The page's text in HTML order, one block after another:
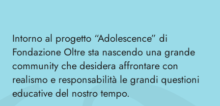
Intorno al progetto “Adolescence” di
Fondazione Oltre sta nascendo una grande
community che desidera affrontare con
realismo e responsabilità le grandi questioni
educative del nostro tempo.